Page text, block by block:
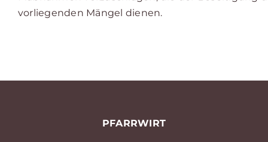
vorliegenden Mängel dienen.
PFARRWIRT